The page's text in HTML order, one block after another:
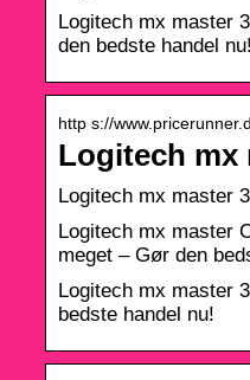
Logitech mx master
den bedste handel nu!
http s://
Logitech mx
Logitech mx master
Logitech mx master
meget – Gør den
Logitech mx master
bedste handel nu!